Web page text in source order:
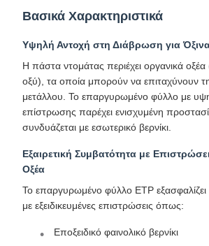
Βασικά Χαρακτηριστικά
Υψηλή Αντοχή στη Διάβρωση για
Η πάστα ντομάτας περιέχει οργανικά
οξύ), τα οποία μπορούν να επιταχύνουν
μετάλλου. Το επαργυρωμένο φύλλο με
επίστρωσης παρέχει ενισχυμένη
συνδυάζεται με εσωτερικό βερνίκι.
Εξαιρετική Συμβατότητα με
Οξέα
Το επαργυρωμένο φύλλο ETP
με εξειδικευμένες επιστρώσεις όπως:
Εποξειδικό φαινολικό βερνίκι